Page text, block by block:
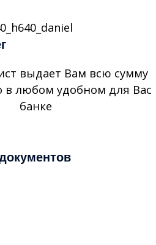
выдает Вам всю сумму
в любом удобном для Вас
банке